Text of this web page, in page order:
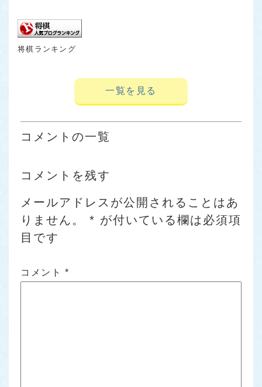
将棋ランキング
一覧を見る
コメントの一覧
コメントを残す
メールアドレスが公開されることはあ
りません。
* が付いている欄は必須項
目です
コメント *